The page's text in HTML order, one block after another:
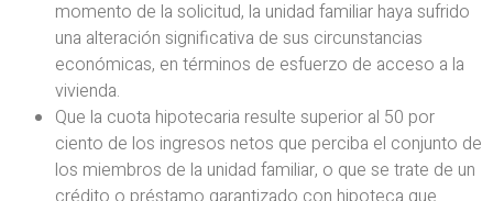
momento de la solicitud, la unidad familiar haya sufrido
una alteración significativa de sus circunstancias
económicas, en términos de esfuerzo de acceso a la
vivienda.
Que la cuota hipotecaria resulte superior al 50 por
ciento de los ingresos netos que perciba el conjunto de
los miembros de la unidad familiar, o que se trate de un